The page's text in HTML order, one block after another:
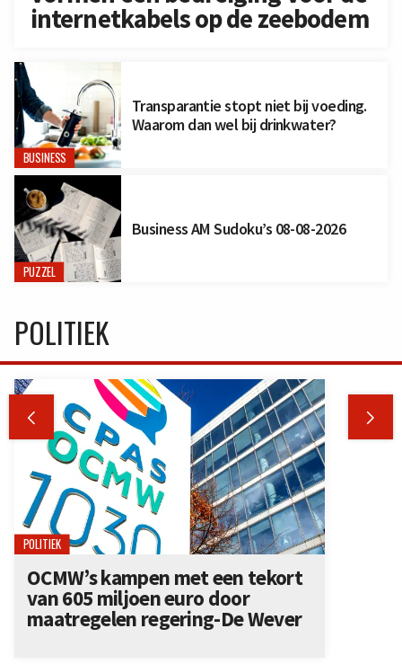
internetkabels op de zeebodem
BUSINESS
Transparantie stopt niet bij voeding.
Waarom dan wel bij drinkwater?
PUZZEL
Business AM Sudoku’s 08-08-2026
POLITIEK
 
POLITIEK
OCMW’s kampen met een tekort
van 605 miljoen euro door
maatregelen regering-De Wever